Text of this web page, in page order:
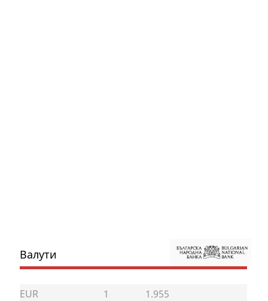
Валути
EUR 1
1.955